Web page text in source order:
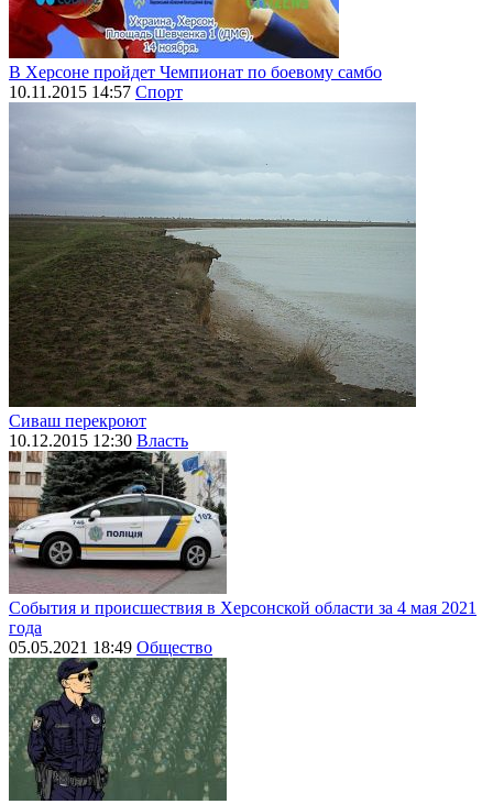
В Херсоне пройдет Чемпионат по боевому самбо
10.11.2015 14:57 Спорт
Сиваш перекроют
10.12.2015 12:30 Власть
События и происшествия в Херсонской области за 4 мая 2021
года
05.05.2021 18:49 Общество